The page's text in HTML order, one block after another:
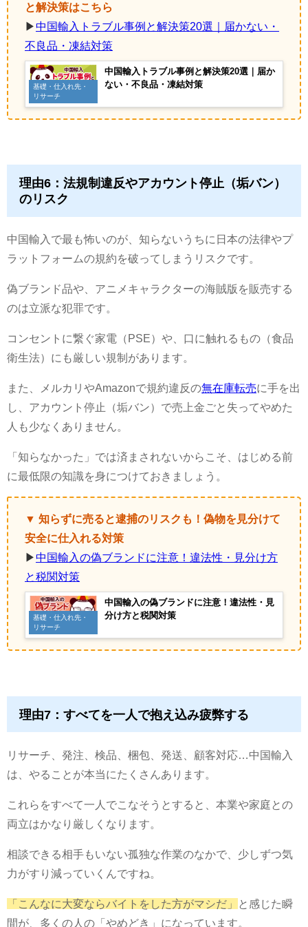
と解決策はこちら
▶中国輸入トラブル事例と解決策20選｜届かない・
不良品・凍結対策
基礎・仕入れ先・
リサーチ
中国輸入トラブル事例と解決策20選｜届か
ない・不良品・凍結対策
理由6：法規制違反やアカウント停止（垢バン）
のリスク
中国輸入で最も怖いのが、知らないうちに日本の法律やプ
ラットフォームの規約を破ってしまうリスクです。
偽ブランド品や、アニメキャラクターの海賊版を販売する
のは立派な犯罪です。
コンセントに繋ぐ家電（PSE）や、口に触れるもの（食品
衛生法）にも厳しい規制があります。
また、メルカリやAmazonで規約違反の無在庫転売に手を出
し、アカウント停止（垢バン）で売上金ごと失ってやめた
人も少なくありません。
「知らなかった」では済まされないからこそ、はじめる前
に最低限の知識を身につけておきましょう。
▼ 知らずに売ると逮捕のリスクも！偽物を見分けて
安全に仕入れる対策
▶中国輸入の偽ブランドに注意！違法性・見分け方
と税関対策
基礎・仕入れ先・
リサーチ
中国輸入の偽ブランドに注意！違法性・見
分け方と税関対策
理由7：すべてを一人で抱え込み疲弊する
リサーチ、発注、検品、梱包、発送、顧客対応…中国輸入
は、やることが本当にたくさんあります。
これらをすべて一人でこなそうとすると、本業や家庭との
両立はかなり厳しくなります。
相談できる相手もいない孤独な作業のなかで、少しずつ気
力がすり減っていくんですね。
「こんなに大変ならバイトをした方がマシだ」
と感じた瞬
間が、多くの人の「やめどき」になっています。